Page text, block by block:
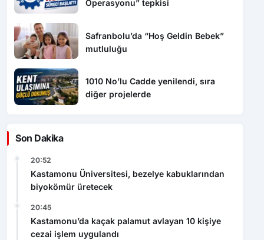
Operasyonu” tepkisi
Safranbolu’da “Hoş Geldin Bebek”
mutluluğu
1010 No’lu Cadde yenilendi, sıra
diğer projelerde
Son Dakika
20:52
Kastamonu Üniversitesi, bezelye kabuklarından
biyokömür üretecek
20:45
Kastamonu’da kaçak palamut avlayan 10 kişiye
cezai işlem uygulandı